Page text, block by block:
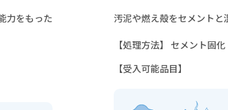
力をもった
汚泥や燃え殻をセメントと
【処理方法】 セメント固
【受入可能品目】